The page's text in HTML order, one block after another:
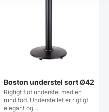
Boston understel sort Ø42
Rigtigt flot understel med en
rund fod. Understellet er rigtigt
elegant og…